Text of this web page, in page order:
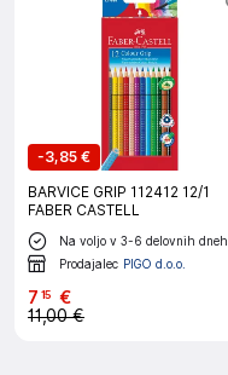
-3,85 €
BARVICE GRIP 112412 12/1
FABER CASTELL
Na voljo v 3-6 delovnih dneh
Prodajalec PIGO d.o.o.
7 15 €
11,00 €